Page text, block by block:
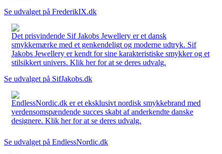
Se udvalget på FrederikIX.dk
Det prisvindende Sif Jakobs Jewellery er et dansk
smykkemærke med et genkendeligt og moderne udtryk. Sif
Jakobs Jewellery er kendt for sine karakteristiske smykker og et
stilsikkert univers. Klik her for at se deres udvalg.
Se udvalget på SifJakobs.dk
EndlessNordic.dk er et eksklusivt nordisk smykkebrand med
verdensomspændende succes skabt af anderkendte danske
designere. Klik her for at se deres udvalg.
Se udvalget på EndlessNordic.dk